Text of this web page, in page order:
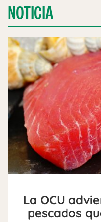
NOTICIA
La OCU
pescados